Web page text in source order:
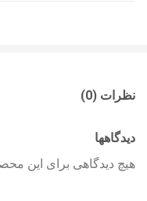
نظرات (0)
دیدگاهها
هیچ دیدگاهی برای این